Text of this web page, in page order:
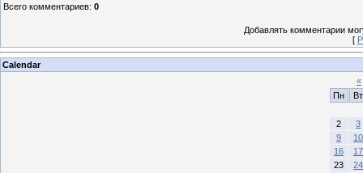
Всего комментариев: 0
Добавлять комментарии
[
Calendar
«
Пн
Вт
2
3
9
10
16
17
23
24